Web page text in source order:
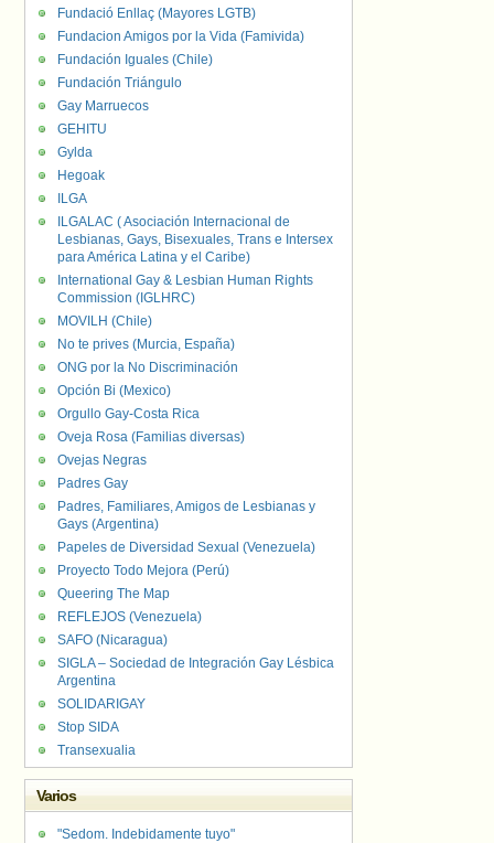
Fundació Enllaç (Mayores LGTB)
Fundacion Amigos por la Vida (Famivida)
Fundación Iguales (Chile)
Fundación Triángulo
Gay Marruecos
GEHITU
Gylda
Hegoak
ILGA
ILGALAC ( Asociación Internacional de
Lesbianas, Gays, Bisexuales, Trans e Intersex
para América Latina y el Caribe)
International Gay & Lesbian Human Rights
Commission (IGLHRC)
MOVILH (Chile)
No te prives (Murcia, España)
ONG por la No Discriminación
Opción Bi (Mexico)
Orgullo Gay-Costa Rica
Oveja Rosa (Familias diversas)
Ovejas Negras
Padres Gay
Padres, Familiares, Amigos de Lesbianas y
Gays (Argentina)
Papeles de Diversidad Sexual (Venezuela)
Proyecto Todo Mejora (Perú)
Queering The Map
REFLEJOS (Venezuela)
SAFO (Nicaragua)
SIGLA – Sociedad de Integración Gay Lésbica
Argentina
SOLIDARIGAY
Stop SIDA
Transexualia
Varios
"Sedom. Indebidamente tuyo"